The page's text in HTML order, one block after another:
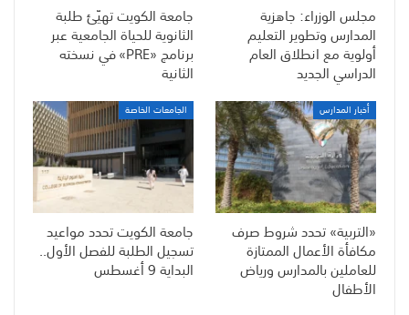
مجلس الوزراء: جاهزية
المدارس وتطوير التعليم
أولوية مع انطلاق العام
الدراسي الجديد
جامعة الكويت تهيّئ طلبة
الثانوية للحياة الجامعية عبر
برنامج «PRE» في نسخته
الثانية
أخبار المدارس
«التربية» تحدد شروط صرف
مكافأة الأعمال الممتازة
للعاملين بالمدارس ورياض
الأطفال
الجامعات الخاصة
جامعة الكويت تحدد مواعيد
تسجيل الطلبة للفصل الأول..
البداية 9 أغسطس